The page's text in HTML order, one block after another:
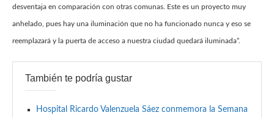
desventaja en comparación con otras comunas. Este es un proyecto muy
anhelado, pues hay una iluminación que no ha funcionado nunca y eso se
reemplazará y la puerta de acceso a nuestra ciudad quedará iluminada”.
También te podría gustar
Hospital Ricardo Valenzuela Sáez conmemora la Semana